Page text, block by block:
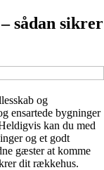
sådan sikrer
og
ensartede bygninger
kan du med
og et godt
gæster at komme
dit rækkehus.